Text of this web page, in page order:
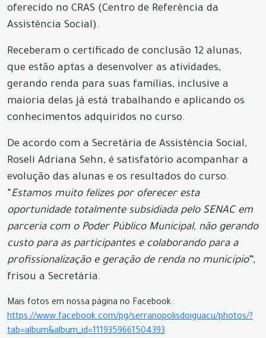
oferecido no CRAS (Centro de Referência da
Assistência Social).
Receberam o certificado de conclusão 12 alunas,
que estão aptas a desenvolver as atividades,
gerando renda para suas famílias, inclusive a
maioria delas já está trabalhando e aplicando os
conhecimentos adquiridos no curso.
De acordo com a Secretária de Assistência Social,
Roseli Adriana Sehn, é satisfatório acompanhar a
evolução das alunas e os resultados do curso.
“Estamos muito felizes por oferecer esta
oportunidade totalmente subsidiada pelo SENAC em
parceria com o Poder Público Municipal, não gerando
custo para as participantes e colaborando para a
profissionalização e geração de renda no município”,
frisou a Secretária.
Mais fotos em nossa página no Facebook:
https://www.facebook.com/pg/serranopolisdoiguacu/photos/?
tab=album&album_id=1119359661504393